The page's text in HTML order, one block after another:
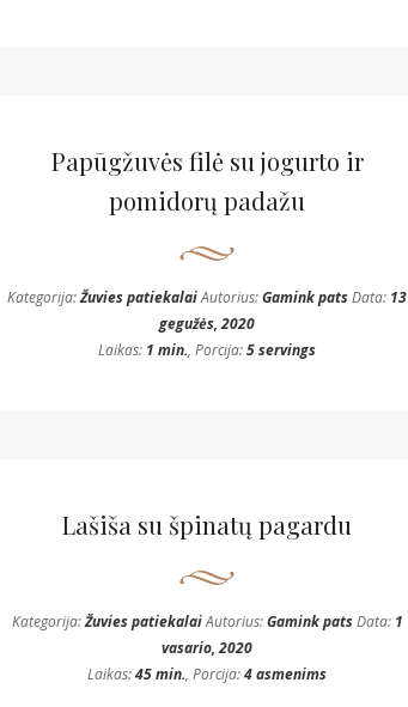
Papūgžuvės filė su jogurto ir
pomidorų padažu
Kategorija:Žuvies patiekalaiAutorius:Gamink patsData: 13
gegužės, 2020
Laikas: 1 min., Porcija:5 servings
Lašiša su špinatų pagardu
Kategorija:Žuvies patiekalaiAutorius:Gamink patsData: 1
vasario, 2020
Laikas:45 min., Porcija:4 asmenims